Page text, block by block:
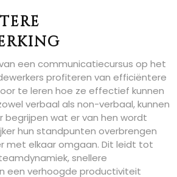
een communicatiecursus op het
profiteren van efficiëntere
te leren hoe ze effectief kunnen
verbaal als non-verbaal, kunnen
wat er van hen wordt
hun standpunten overbrengen
met elkaar omgaan. Dit leidt tot
snellere
een verhoogde productiviteit